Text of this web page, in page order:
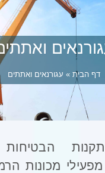
דף הבית» עגורנאים ואתתים
הבטיחות
מפעילי מכונות